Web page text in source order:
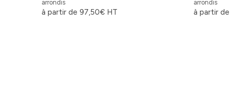
arrondis
à partir de 97,50€ HT
arrondis
à partir de